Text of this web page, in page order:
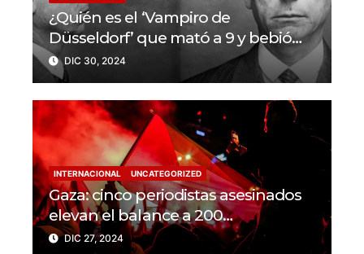
¿Quién es el ‘Vampiro de
Düsseldorf’ que mató a 9 y bebió
sangre de sus víctimas?
DIC 30, 2024
INTERNACIONAL UNCATEGORIZED
Gaza: cinco periodistas asesinados
elevan el balance a 200
trabajadores de la prensa muertos
DIC 27, 2024